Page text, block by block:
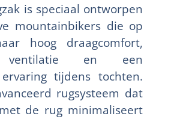
is speciaal ontworpen
mountainbikers die op
hoog draagcomfort,
ventilatie en een
tijdens tochten.
rugsysteem dat
de rug minimaliseert